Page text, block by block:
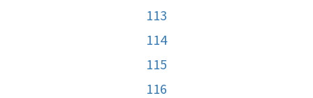
113
114
115
116